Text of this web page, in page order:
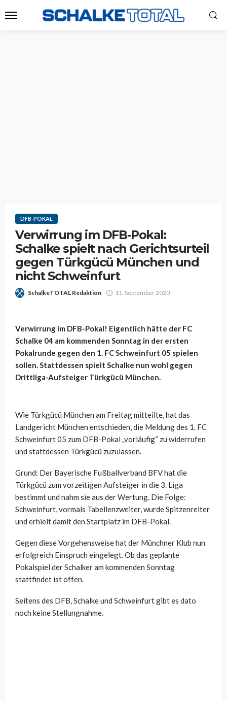
DFB-POKAL
Verwirrung im DFB-Pokal:
Schalke spielt nach Gerichtsurteil
gegen Türkgücü München und
nicht Schweinfurt
SchalkeTOTAL Redaktion 11. September 2020
Verwirrung im DFB-Pokal! Eigentlich hätte der FC
Schalke 04 am kommenden Sonntag in der ersten
Pokalrunde gegen den 1. FC Schweinfurt 05 spielen
sollen. Stattdessen spielt Schalke nun wohl gegen
Drittliga-Aufsteiger Türkgücü München.
Wie Türkgücü München am Freitag mitteilte, hat das
Landgericht München entschieden, die Meldung des 1. FC
Schweinfurt 05 zum DFB-Pokal „vorläufig“ zu widerrufen
und stattdessen Türkgücü zuzulassen.
Grund: Der Bayerische Fußballverband BFV hat die
Türkgücü zum vorzeitigen Aufsteiger in die 3. Liga
bestimmt und nahm sie aus der Wertung. Die Folge:
Schweinfurt, vormals Tabellenzweiter, wurde Spitzenreiter
und erhielt damit den Startplatz im DFB-Pokal.
Gegen diese Vorgehensweise hat der Münchner Klub nun
erfolgreich Einspruch eingelegt. Ob das geplante
Pokalspiel der Schalker am kommenden Sonntag
stattfindet ist offen.
Seitens des DFB, Schalke und Schweinfurt gibt es dato
noch keine Stellungnahme.